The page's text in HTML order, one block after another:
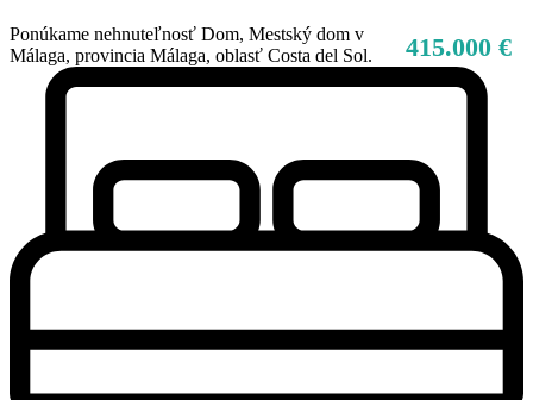
415.000 €
Ponúkame nehnuteľnosť Dom, Mestský dom v
Málaga, provincia Málaga, oblasť Costa del Sol.